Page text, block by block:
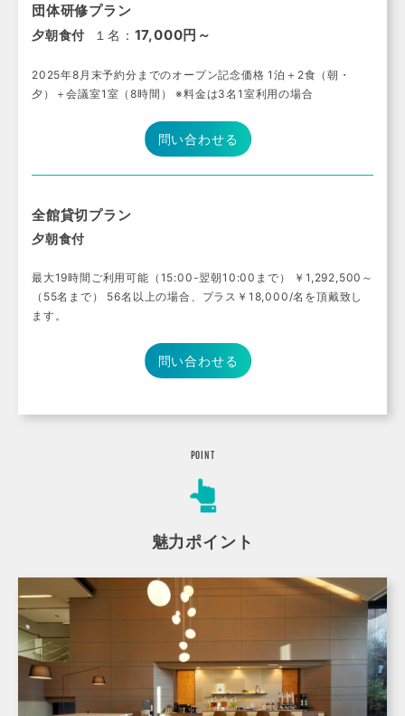
団体研修プラン
夕朝食付 １名： 17,000円～
2025年8月末予約分までのオープン記念価格 1泊＋2食（朝・
夕）＋会議室1室（8時間） ※料金は3名1室利用の場合
問い合わせる
全館貸切プラン
夕朝食付
最大19時間ご利用可能（15:00-翌朝10:00まで） ￥1,292,500～
（55名まで） 56名以上の場合、プラス￥18,000/名を頂戴致し
ます。
問い合わせる
POINT
魅力ポイント